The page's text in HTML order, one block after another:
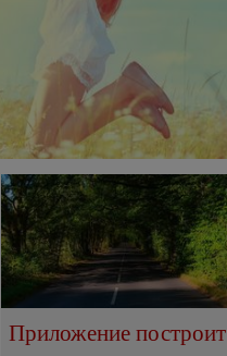
Приложение построит